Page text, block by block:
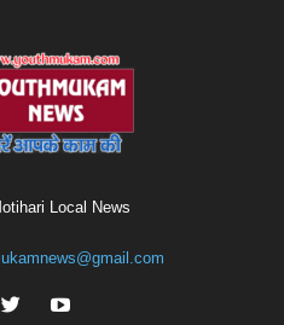
Local News